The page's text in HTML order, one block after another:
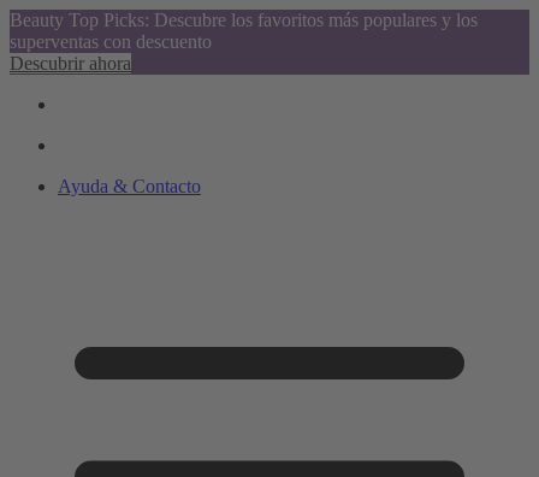
Beauty Top Picks: Descubre los favoritos más populares y los
superventas con descuento
Descubrir ahora
Ayuda & Contacto